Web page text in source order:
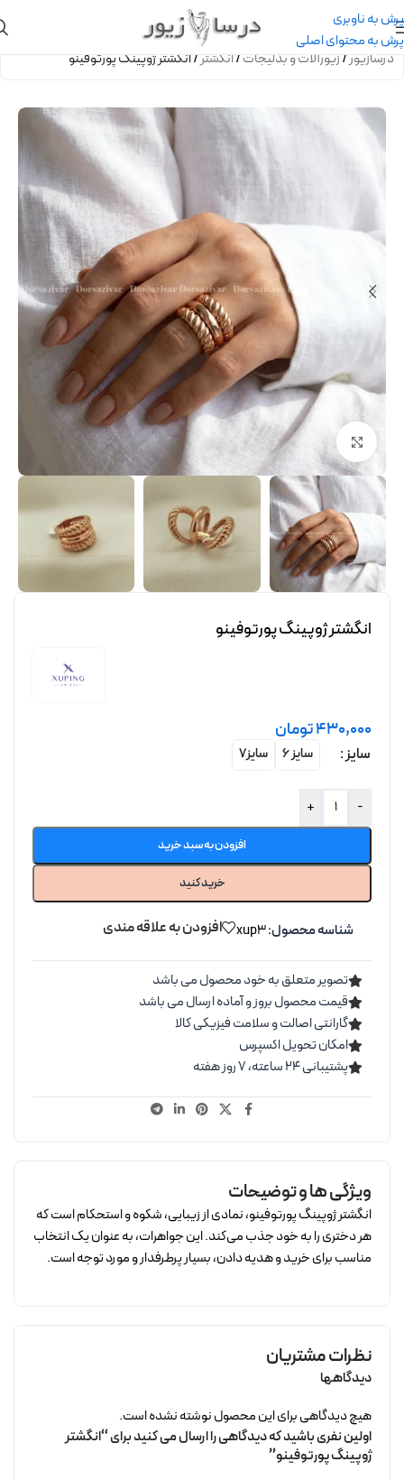
پرش به ناوبری
پرش به محتوای اصلی
درسازیور/زیورآلات و بدلیجات/انگشتر/انگشتر ژوپینگ پورتوفینو
برای بزرگنمایی کلیک کنید
انگشتر ژوپینگ پورتوفینو
430,000تومان
سایز سایز 6 سایز7
-
+
افزودن به سبد خرید
خرید کنید
شناسه محصول:xup3 افزودن به علاقه مندی
تصویر متعلق به خود محصول می باشد
قیمت محصول بروز و آماده ارسال می باشد
گارانتی اصالت و سلامت فیزیکی کالا
امکان تحویل اکسپرس
پشتیبانی ۲۴ ساعته، ۷ روز هفته
ویژگی ها و توضیحات
انگشتر ژوپینگ پورتوفینو، نمادی از زیبایی، شکوه و استحکام است که
هر دختری را به خود جذب می‌کند. این جواهرات، به عنوان یک انتخاب
مناسب برای خرید و هدیه دادن، بسیار پرطرفدار و مورد توجه است.
نظرات مشتریان
دیدگاهها
هیچ دیدگاهی برای این محصول نوشته نشده است.
اولین نفری باشید که دیدگاهی را ارسال می کنید برای “انگشتر
ژوپینگ پورتوفینو”